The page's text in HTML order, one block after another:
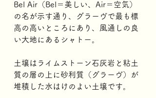
Bel Air（Bel＝美しい、Air＝空気）
の名が示す通り、グラーヴで最も標
高の高いところにあり、風通しの良
い大地にあるシャトー。
土壌はライムストーン石灰岩と粘土
質の層の上に砂利質（グラーヴ）が
堆積した水はけのよい土壌です。